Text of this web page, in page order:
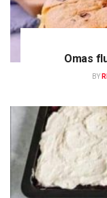
Omas
BY